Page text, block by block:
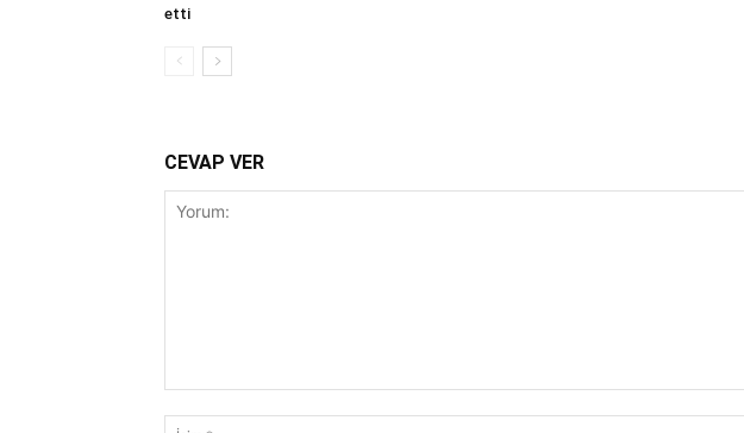
etti
CEVAP VER